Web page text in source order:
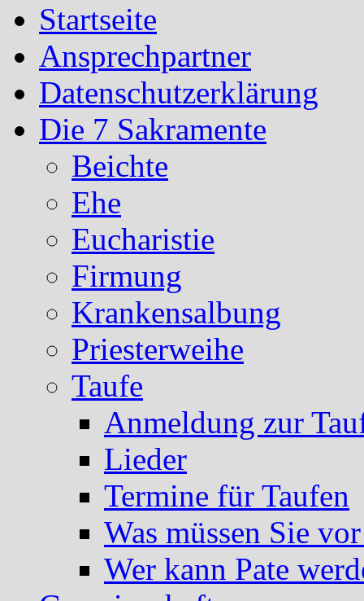
Startseite
Ansprechpartner
Datenschutzerklärung
Die 7 Sakramente
Beichte
Ehe
Eucharistie
Firmung
Krankensalbung
Priesterweihe
Taufe
Anmeldung zur
Lieder
Termine für Taufen
Was müssen Sie
Wer kann Pate